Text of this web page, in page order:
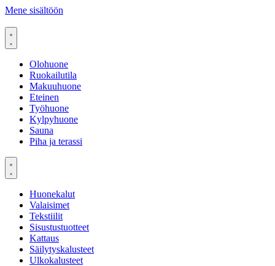
Mene sisältöön
Olohuone
Ruokailutila
Makuuhuone
Eteinen
Työhuone
Kylpyhuone
Sauna
Piha ja terassi
Huonekalut
Valaisimet
Tekstiilit
Sisustustuotteet
Kattaus
Säilytyskalusteet
Ulkokalusteet